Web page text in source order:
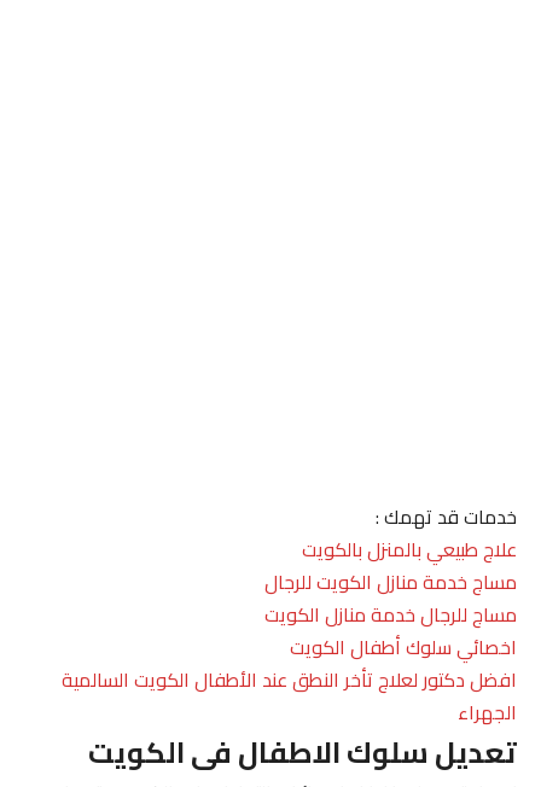
خدمات قد تهمك :
علاج طبيعي بالمنزل بالكويت
مساج خدمة منازل الكويت للرجال
مساج للرجال خدمة منازل الكويت
اخصائي سلوك أطفال الكويت
افضل دكتور لعلاج تأخر النطق عند الأطفال الكويت السالمية
الجهراء
تعديل سلوك الاطفال فى الكويت